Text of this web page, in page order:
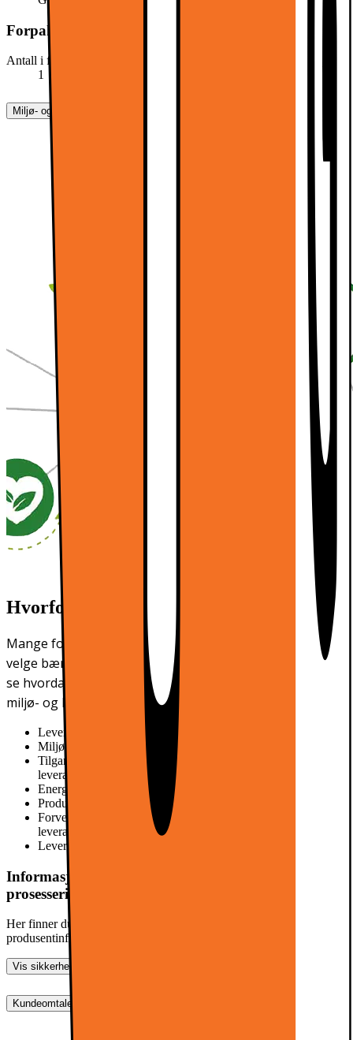
Forpakningens innhold
Antall i forpakning
1
Miljø- og sikkerhetsinformasjon
Hvorfor publiserer vi miljøparametere?
Mange forbrukere synes kanskje at det er vanskelig å
velge bærekraftig. I Elkjøp ønsker vi å gjøre det lettere å
se hvordan produktene våre er produsert og hva slags
miljø- og klimapåvirkning de har.
Leverandørens EcoVadis-score
Miljømerking av tredjepart
Tilgang til reservedeler, antall år
leverandør
Energimerke
Produsert i
Forventet levetid, antall år
Informasjon ikke oppgitt av
leverandør
Leverandørens kalkulasjoner av forventet levetid
Informasjon om produktsikkerhet og data
prosessering
Her finner du informasjon om generell produktsikkerhet og
produsentinformasjon
Vis sikkerhetsinformasjon
Kundeomtale (2)